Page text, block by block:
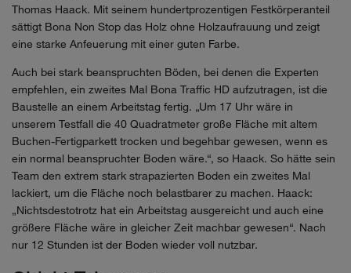
Thomas Haack. Mit seinem hundertprozentigen Festkörperanteil
sättigt Bona Non Stop das Holz ohne Holzaufrauung und zeigt
eine starke Anfeuerung mit einer guten Farbe.
Auch bei stark beanspruchten Böden, bei denen die Experten
empfehlen, ein zweites Mal Bona Traffic HD aufzutragen, ist die
Baustelle an einem Arbeitstag fertig. „Um 17 Uhr wäre in
unserem Testfall die 40 Quadratmeter große Fläche mit altem
Buchen-Fertigparkett trocken und begehbar gewesen, wenn es
ein normal beanspruchter Boden wäre.“, so Haack. So hätte sein
Team den extrem stark strapazierten Boden ein zweites Mal
lackiert, um die Fläche noch belastbarer zu machen. Haack:
„Nichtsdestotrotz hat ein Arbeitstag ausgereicht und auch eine
größere Fläche wäre in gleicher Zeit machbar gewesen“. Nach
nur 12 Stunden ist der Boden wieder voll nutzbar.